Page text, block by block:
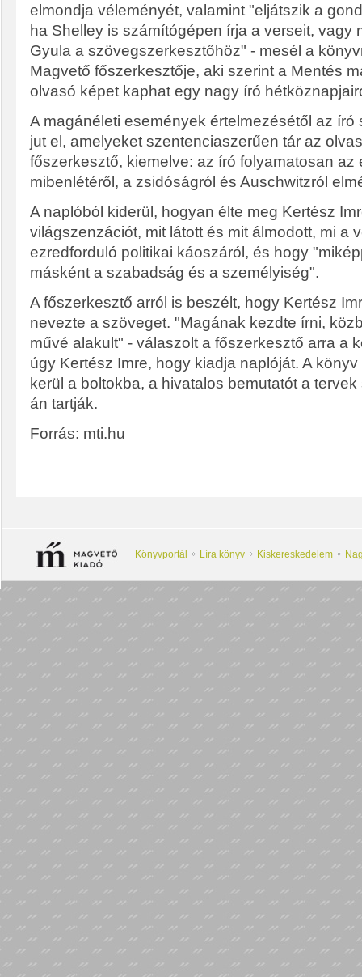
elmondja véleményét, valamint "eljátszik a
ha Shelley is számítógépen írja a verseit, vagy
Gyula a szövegszerkesztőhöz" - mesél a
Magvető főszerkesztője, aki szerint a Mentés
olvasó képet kaphat egy nagy író
A magánéleti események értelmezésétől az író
jut el, amelyeket szentenciaszerűen tár az
főszerkesztő, kiemelve: az író folyamatosan az
mibenlétéről, a zsidóságról és Auschwitzról
A naplóból kiderül, hogyan élte meg Kertész
világszenzációt, mit látott és mit álmodott, mi a
ezredforduló politikai káoszáról, és hogy
másként a szabadság és a személyiség".
A főszerkesztő arról is beszélt, hogy Kertész
nevezte a szöveget. "Magának kezdte írni,
művé alakult" - válaszolt a főszerkesztő arra a
úgy Kertész Imre, hogy kiadja naplóját. A
kerül a boltokba, a hivatalos bemutatót a
án tartják.
Forrás: mti.hu
Könyvportál Líra könyv Kiskereskedelem